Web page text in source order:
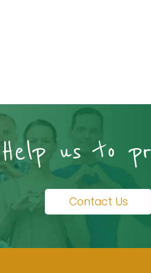
Help us to
Contact Us